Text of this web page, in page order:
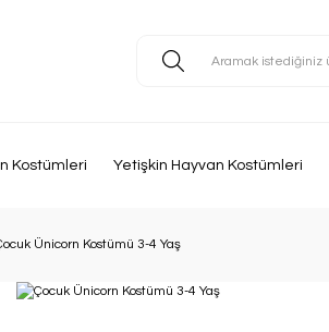
Kostümleri Yetişkin Hayvan Kostümleri
Ünicorn Kostümü 3-4 Yaş